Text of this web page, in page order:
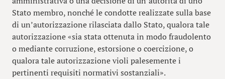
Stato membro, nonché le condotte realizzate sulla base
di un’autorizzazione rilasciata dallo Stato, qualora tale
autorizzazione «sia stata ottenuta in modo fraudolento
o mediante corruzione, estorsione o coercizione, o
qualora tale autorizzazione violi palesemente i
pertinenti requisiti normativi sostanziali».